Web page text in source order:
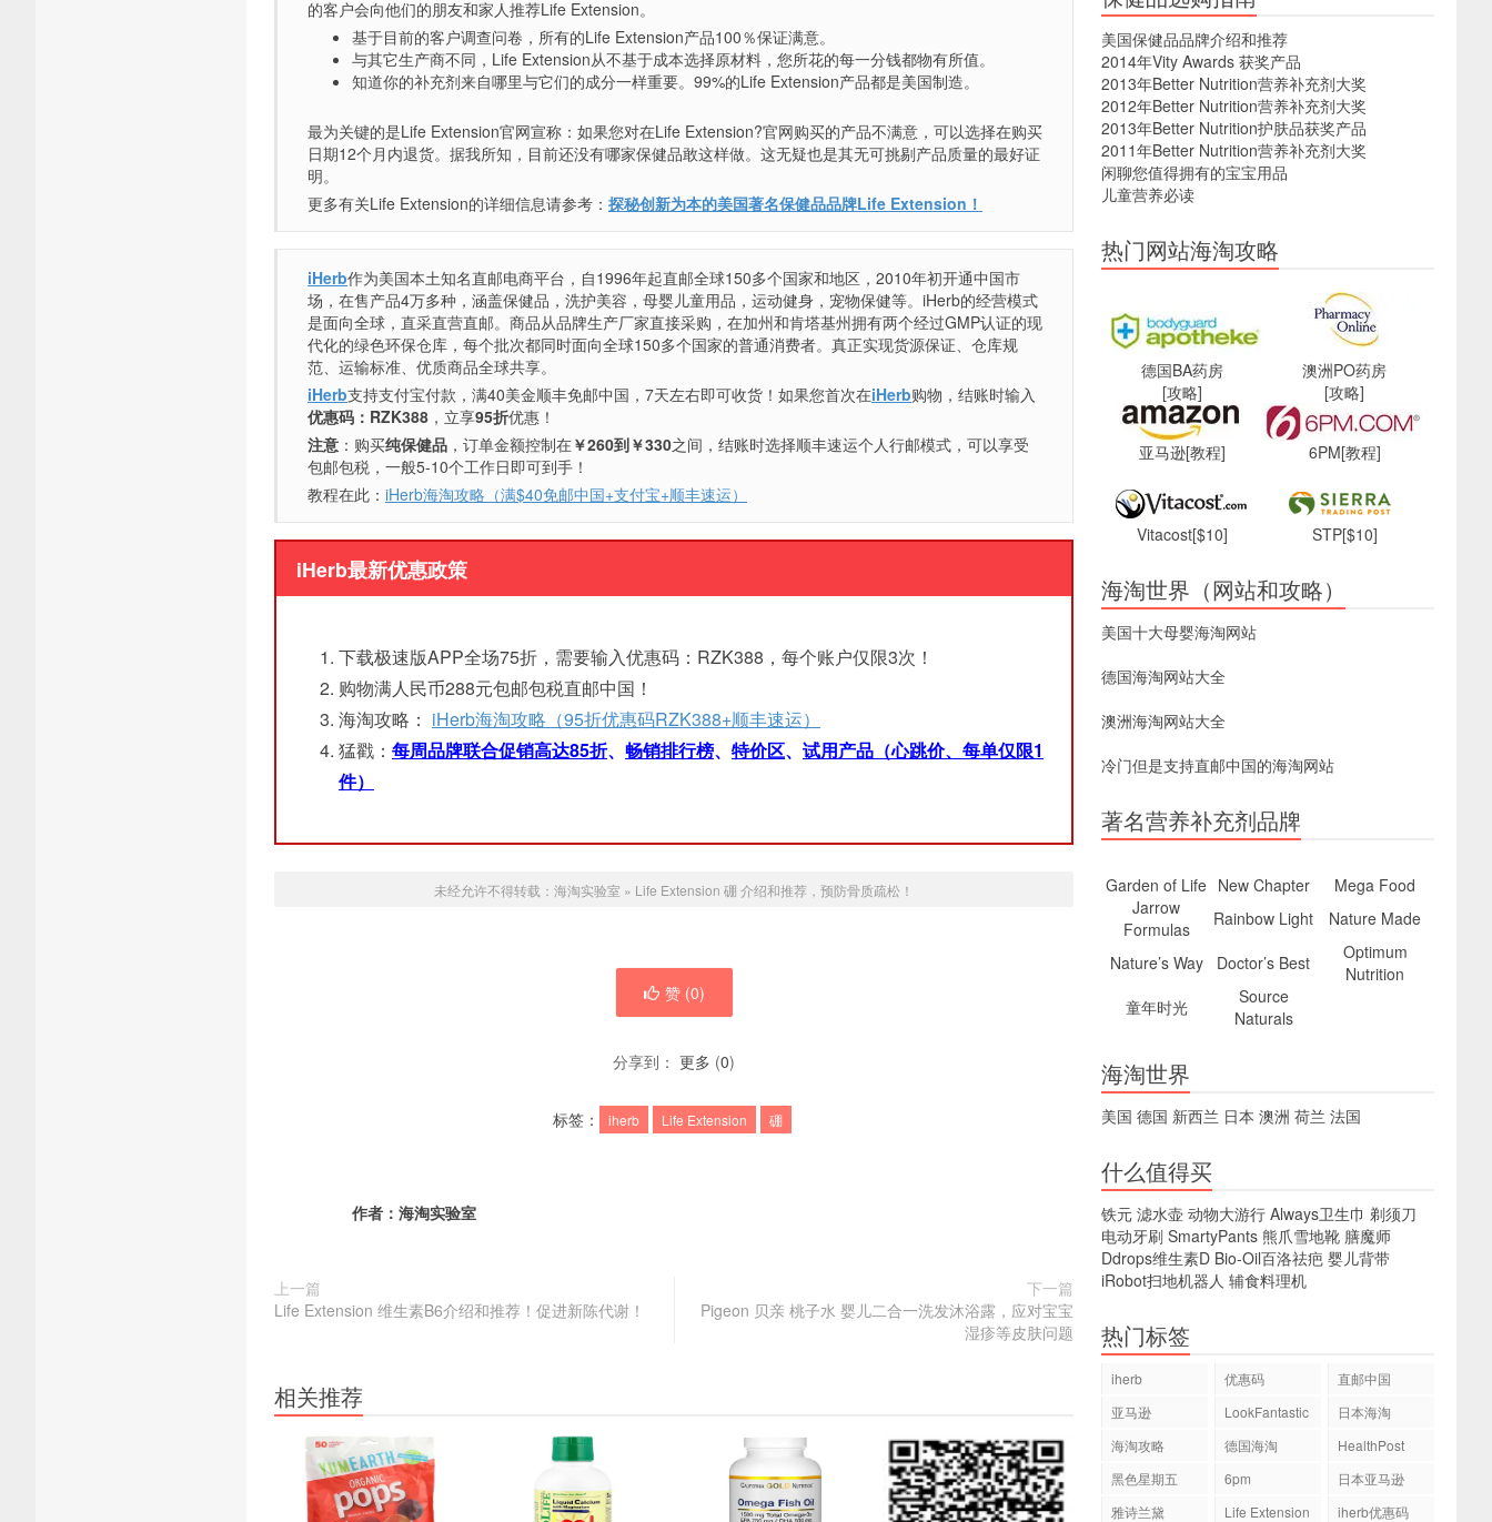
的客户会向他们的朋友和家人推荐Life Extension。
基于目前的客户调查问卷，所有的Life Extension产品100％保证满意。
与其它生产商不同，Life Extension从不基于成本选择原材料，您所花的每一分钱都物有所值。
知道你的补充剂来自哪里与它们的成分一样重要。99%的Life Extension产品都是美国制造。
最为关键的是Life Extension官网宣称：如果您对在Life Extension?官网购买的产品不满意，可以选择在购买
日期12个月内退货。据我所知，目前还没有哪家保健品敢这样做。这无疑也是其无可挑剔产品质量的最好证
明。
更多有关Life Extension的详细信息请参考： 探秘创新为本的美国著名保健品品牌Life Extension！
iHerb作为美国本土知名直邮电商平台，自1996年起直邮全球150多个国家和地区，2010年初开通中国市
场，在售产品4万多种，涵盖保健品，洗护美容，母婴儿童用品，运动健身，宠物保健等。iHerb的经营模式
是面向全球，直采直营直邮。商品从品牌生产厂家直接采购，在加州和肯塔基州拥有两个经过GMP认证的现
代化的绿色环保仓库，每个批次都同时面向全球150多个国家的普通消费者。真正实现货源保证、仓库规
范、运输标准、优质商品全球共享。
iHerb支持支付宝付款，满40美金顺丰免邮中国，7天左右即可收货！如果您首次在iHerb购物，结账时输入
优惠码：RZK388 ，立享95折优惠！
注意 ：购买纯保健品 ，订单金额控制在￥260到￥330之间，结账时选择顺丰速运个人行邮模式，可以享受
包邮包税，一般5-10个工作日即可到手！
教程在此： iHerb海淘攻略（满$40免邮中国+支付宝+顺丰速运）
iHerb最新优惠政策
下载极速版APP全场75折，需要输入优惠码：RZK388，每个账户仅限3次！
购物满人民币288元包邮包税直邮中国！
海淘攻略： iHerb海淘攻略（95折优惠码RZK388+顺丰速运）
猛戳： 每周品牌联合促销高达85折、 畅销排行榜、 特价区、 试用产品（心跳价、每单仅限1
件）
未经允许不得转载： 海淘实验室 » Life Extension 硼 介绍和推荐，预防骨质疏松！
赞 (0)
分享到： 更多 (0)
标签： iherb Life Extension 硼
作者： 海淘实验室
上一篇
Life Extension 维生素B6介绍和推荐！促进新陈代谢！
下一篇
Pigeon 贝亲 桃子水 婴儿二合一洗发沐浴露，应对宝宝
湿疹等皮肤问题
相关推荐
美国保健品品牌介绍和推荐
2014年Vity Awards 获奖产品
2013年Better Nutrition营养补充剂大奖
2012年Better Nutrition营养补充剂大奖
2013年Better Nutrition护肤品获奖产品
2011年Better Nutrition营养补充剂大奖
闲聊您值得拥有的宝宝用品
儿童营养必读
热门网站海淘攻略
德国BA药房
[攻略]
澳洲PO药房
[攻略]
亚马逊[教程] 6PM[教程]
Vitacost[$10] STP[$10]
海淘世界（网站和攻略）
美国十大母婴海淘网站
德国海淘网站大全
澳洲海淘网站大全
冷门但是支持直邮中国的海淘网站
著名营养补充剂品牌
Garden of Life New Chapter
Mega Food
Jarrow
Formulas
Rainbow Light
Nature Made
Nature’s Way
Doctor’s Best
Optimum
Nutrition
童年时光
Source
Naturals
海淘世界
美国 德国 新西兰 日本 澳洲 荷兰 法国
什么值得买
铁元 滤水壶 动物大游行 Always卫生巾 剃须刀
电动牙刷 SmartyPants 熊爪雪地靴 膳魔师
Ddrops维生素D Bio-Oil百洛祛疤 婴儿背带
iRobot扫地机器人 辅食料理机
热门标签
iherb 优惠码
直邮中国
亚马逊
LookFantastic
日本海淘
海淘攻略
德国海淘
HealthPost
黑色星期五
6pm
日本亚马逊
雅诗兰黛
Life Extension
iherb优惠码